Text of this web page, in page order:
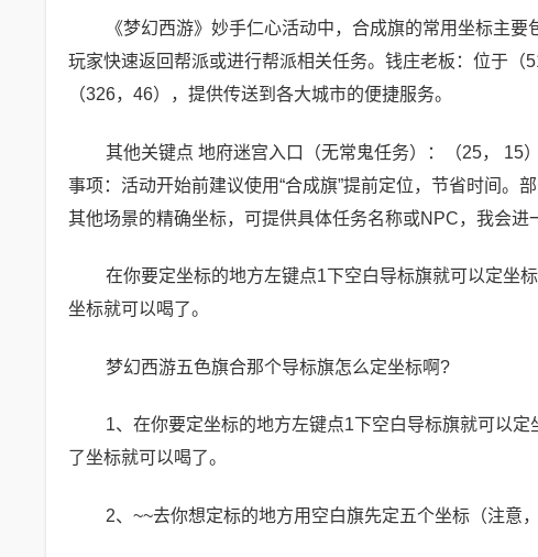
《梦幻西游》妙手仁心活动中，合成旗的常用坐标主
玩家快速返回帮派或进行帮派相关任务。钱庄老板：位于
（326，46），提供传送到各大城市的便捷服务。
其他关键点 地府迷宫入口（无常鬼任务）：（25， 15
事项：活动开始前建议使用“合成旗”提前定位，节省时间
其他场景的精确坐标，可提供具体任务名称或NPC，我会进
在你要定坐标的地方左键点1下空白导标旗就可以定坐
坐标就可以喝了。
梦幻西游五色旗合那个导标旗怎么定坐标啊?
1、在你要定坐标的地方左键点1下空白导标旗就可以
了坐标就可以喝了。
2、~~去你想定标的地方用空白旗先定五个坐标（注意